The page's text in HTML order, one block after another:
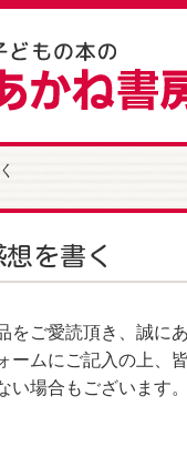
想を書く
をご愛読頂き、誠に
ームにご記入の上、
い場合もございます。